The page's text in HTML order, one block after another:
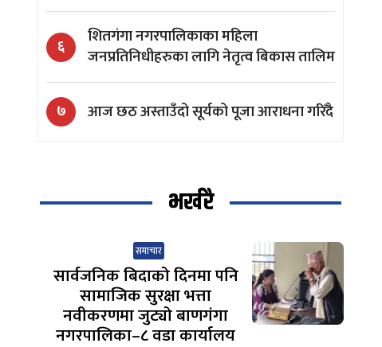
६
शितगंगा नगरपालिकाका महिला
जनप्रतिनिधीहरुका लागि नेतृत्व बिकास तालिम
७ आज छठ अस्ताउँदो सूर्यको पूजा आराधना गरिँदै
भर्खरै
समाचार
सार्वजनिक बिदाको दिनमा पनि
सामाजिक सुरक्षा भत्ता
नवीकरणमा जुट्यो बाणगंगा
नगरपालिका–८ वडा कार्यालय